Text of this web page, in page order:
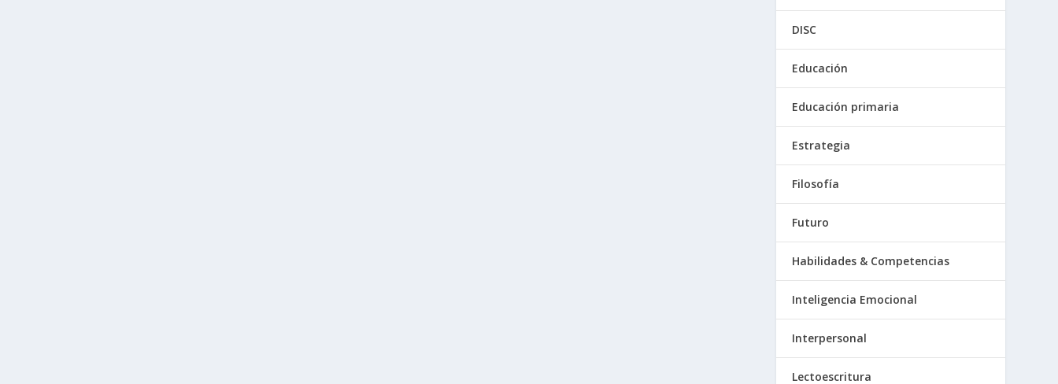
DISC
Educación
Educación primaria
Estrategia
Filosofía
Futuro
Habilidades & Competencias
Inteligencia Emocional
Interpersonal
Lectoescritura